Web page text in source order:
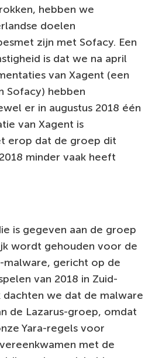
hebben we
doelen
zijn met Sofacy. Een
is dat we na april
van Xagent (een
Sofacy) hebben
er in augustus 2018 één
van Xagent is
erop dat de groep dit
minder vaak heeft
is gegeven aan de groep
wordt gehouden voor de
gericht op de
van 2018 in Zuid-
dachten we dat de malware
de Lazarus-groep, omdat
Yara-regels voor
met de